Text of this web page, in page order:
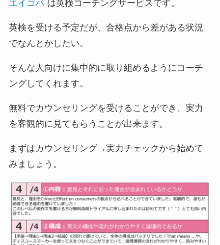
エイゴバ は英検コーチングサービスです。
英検を受ける予定だが、合格点から差がある状況
でなんとかしたい。
そんな人向けに集中的に取り組めるようにコーチ
ングしてくれます。
無料でカウンセリングを受けることができ、実力
を客観的に見てもらうことが出来ます。
まずはカウンセリング→実力チェックから始めて
みましょう。